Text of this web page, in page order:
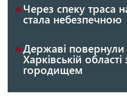
Через спеку траса
стала небезпечною
Державі
Харківській області
городищем